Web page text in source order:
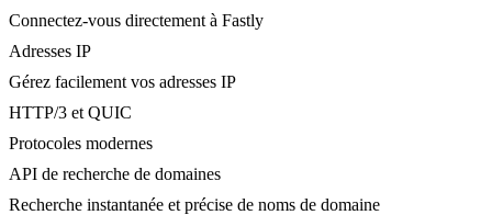
Connectez-vous directement à Fastly
Adresses IP
Gérez facilement vos adresses IP
HTTP/3 et QUIC
Protocoles modernes
API de recherche de domaines
Recherche instantanée et précise de noms de domaine